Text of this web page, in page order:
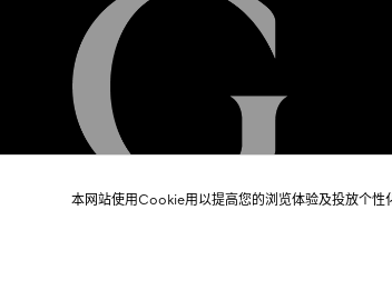
本网站使用Cookie用以提高您的浏览体验及投放个性